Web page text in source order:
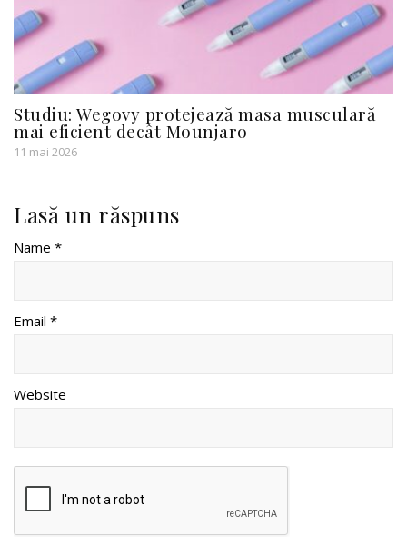
Studiu: Wegovy protejează masa musculară
mai eficient decât Mounjaro
11 mai 2026
Lasă un răspuns
Name *
Email *
Website